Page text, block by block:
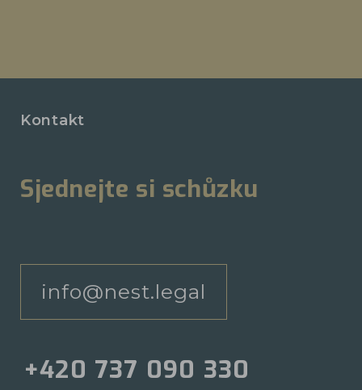
Kontakt
Sjednejte si schůzku
info@nest.legal
+420 737 090 330